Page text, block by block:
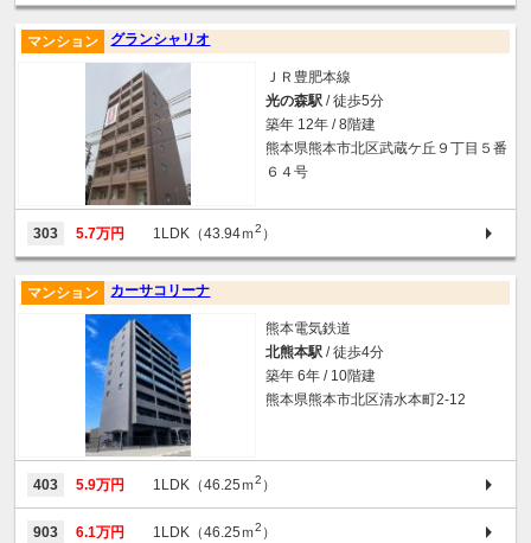
グランシャリオ
マンション
ＪＲ豊肥本線
光の森駅 / 徒歩5分
築年 12年 / 8階建
熊本県熊本市北区武蔵ケ丘９丁目５番
６４号
303 5.7万円 1LDK（43.94ｍ2 ）
カーサコリーナ
マンション
熊本電気鉄道
北熊本駅 / 徒歩4分
築年 6年 / 10階建
熊本県熊本市北区清水本町2-12
403 5.9万円 1LDK（46.25ｍ2 ）
903 6.1万円 1LDK（46.25ｍ2 ）